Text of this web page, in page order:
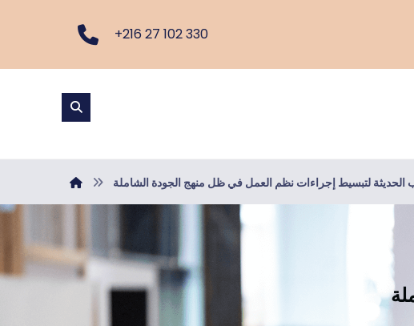
+216 27 102 330
الحديثة لتبسيط إجراءات نظم العمل في ظل منهج الجودة الشاملة